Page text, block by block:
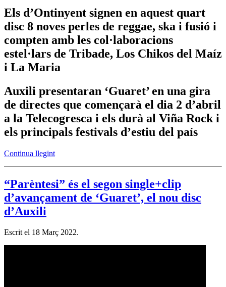
Els d’Ontinyent signen en aquest quart
disc 8 noves perles de reggae, ska i fusió i
compten amb les col·laboracions
estel·lars de Tribade, Los Chikos del Maíz
i La Maria
Auxili presentaran ‘Guaret’ en una gira
de directes que començarà el dia 2 d’abril
a la Telecogresca i els durà al Viña Rock i
els principals festivals d’estiu del país
Continua llegint
“Parèntesi” és el segon single+clip
d’avançament de ‘Guaret’, el nou disc
d’Auxili
Escrit el 18 Març 2022.